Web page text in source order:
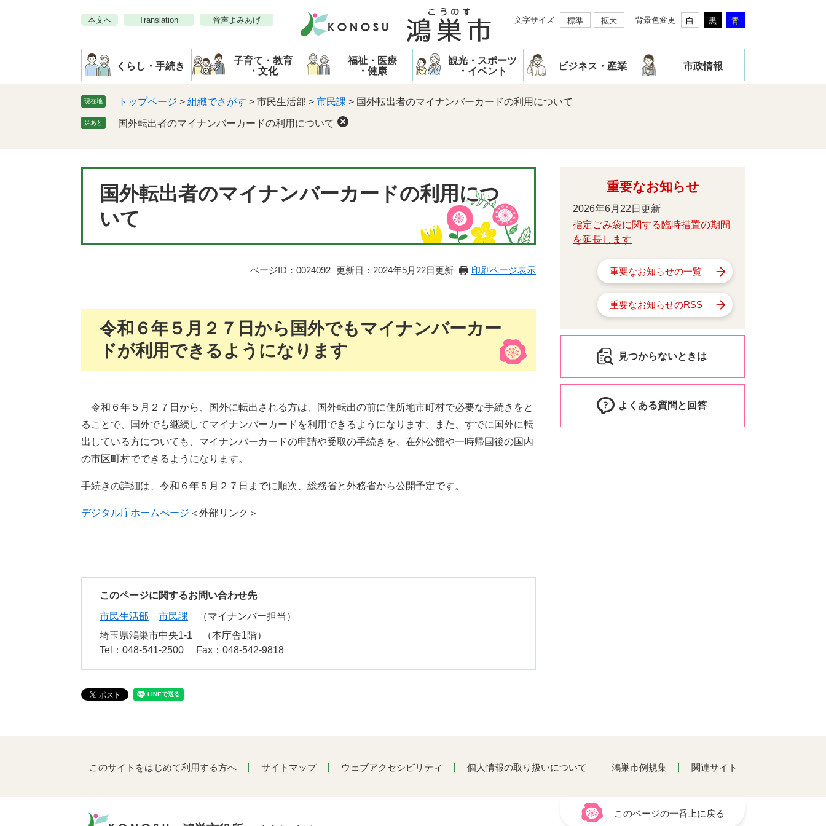
本文へ Translation 音声よみあげ 文字サイズ 標準 拡大 背景色変更 白 黒 青
くらし・手続き
子育て・教育
・文化
福祉・医療
・健康
観光・スポーツ
・イベント
ビジネス・産業 市政情報
現在地 トップページ > 組織でさがす > 市民生活部 > 市民課 > 国外転出者のマイナンバーカードの利用について
足あと 国外転出者のマイナンバーカードの利用について
国外転出者のマイナンバーカードの利用につ
いて
ページID：0024092 更新日：2024年5月22日更新 印刷ページ表示
令和６年５月２７日から国外でもマイナンバーカー
ドが利用できるようになります
令和６年５月２７日から、国外に転出される方は、国外転出の前に住所地市町村で必要な手続きをと
ることで、国外でも継続してマイナンバーカードを利用できるようになります。また、すでに国外に転
出している方についても、マイナンバーカードの申請や受取の手続きを、在外公館や一時帰国後の国内
の市区町村でできるようになります。
手続きの詳細は、令和６年５月２７日までに順次、総務省と外務省から公開予定です。
デジタル庁ホームぺージ ＜外部リンク＞
このページに関するお問い合わせ先
市民生活部
市民課
マイナンバー担当
埼玉県鴻巣市中央1-1 （本庁舎1階）
Tel：048-541-2500
Fax：048-542-9818
重要なお知らせ
2026年6月22日更新
指定ごみ袋に関する臨時措置の期間
を延長します
重要なお知らせの一覧
重要なお知らせのRSS
見つからないときは
よくある質問と回答
このサイトをはじめて利用する方へ サイトマップ ウェブアクセシビリティ 個人情報の取り扱いについて 鴻巣市例規集 関連サイト
このページの一番上に戻る